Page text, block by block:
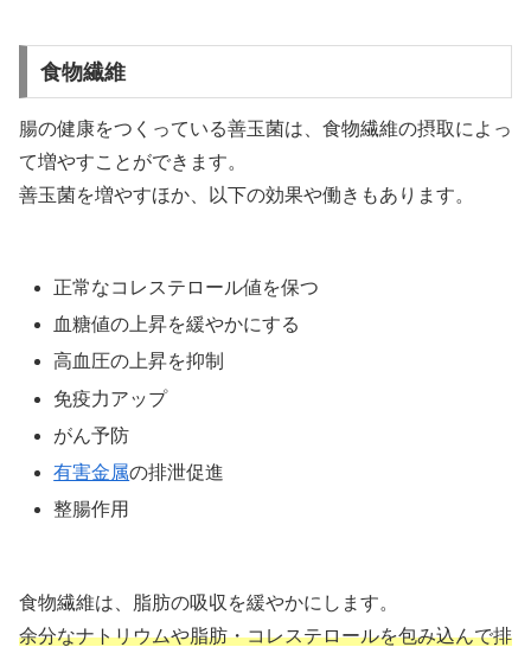
食物繊維
腸の健康をつくっている善玉菌は、食物繊維の摂取によっ
て増やすことができます。
善玉菌を増やすほか、以下の効果や働きもあります。
正常なコレステロール値を保つ
血糖値の上昇を緩やかにする
高血圧の上昇を抑制
免疫力アップ
がん予防
有害金属の排泄促進
整腸作用
食物繊維は、脂肪の吸収を緩やかにします。
余分なナトリウムや脂肪・コレステロールを包み込んで排